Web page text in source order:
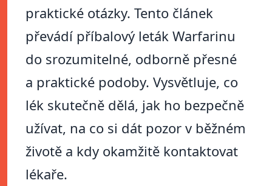
praktické otázky. Tento článek
převádí příbalový leták Warfarinu
do srozumitelné, odborně přesné
a praktické podoby. Vysvětluje, co
lék skutečně dělá, jak ho bezpečně
užívat, na co si dát pozor v běžném
životě a kdy okamžitě kontaktovat
lékaře.